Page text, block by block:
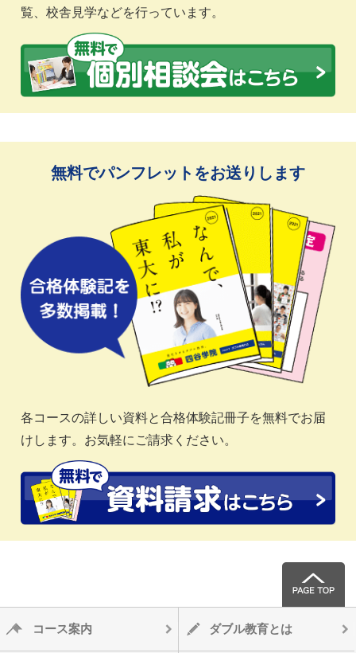
覧、校舎見学などを行っています。
無料でパンフレットをお送りします
各コースの詳しい資料と合格体験記冊子を無料でお届
けします。お気軽にご請求ください。
コース案内 ダブル教育とは